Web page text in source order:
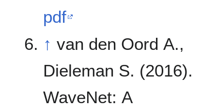
pdf
↑ van den Oord A.,
Dieleman S. (2016).
WaveNet: A